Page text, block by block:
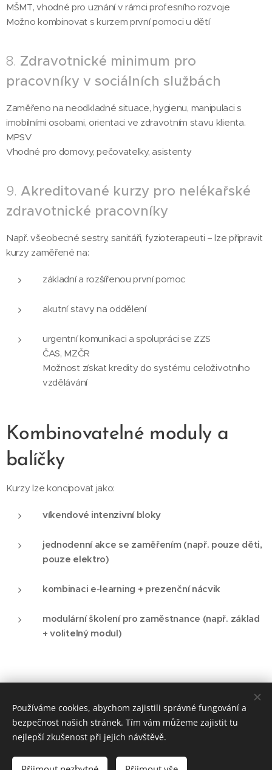
MŠMT, vhodné pro uznání v rámci profesního rozvoje
Možno kombinovat s kurzem první pomoci u dětí
8. Zdravotnické minimum pro
pracovníky v sociálních službách
Zaměřeno na neodkladné situace, hygienu, manipulaci s
imobilními osobami, orientaci ve zdravotním stavu klienta.
MPSV
Vhodné pro domovy, pečovatelky, asistenty
9. Akreditované kurzy pro nelékařské
zdravotnické pracovníky
Např. všeobecné sestry, sanitáři, fyzioterapeuti – lze připravit
kurzy zaměřené na:
základní a rozšířenou první pomoc
akutní stavy na oddělení
urgentní komunikaci a spolupráci se ZZS
ČAS, MZČR
Možnost získat kredity do systému celoživotního
vzdělávání
Kombinovatelné moduly a
balíčky
Kurzy lze koncipovat jako:
víkendové intenzivní bloky
jednodenní akce se zaměřením (např. pouze děti,
pouze elektro)
kombinaci e-learning + prezenční nácvik
modulární školení pro zaměstnance (např. základ
+ volitelný modul)
O Vaši bezpečnost a zdraví se staráme přes 30 let!
© 1992 - 2026 ESAVA s.r.o. Čertouská 301/18, Praha 9 - Hloubětín
Cookies
Používáme cookies, abychom zajistili správné fungování a
bezpečnost našich stránek. Tím vám můžeme zajistit tu
nejlepší zkušenost při jejich návštěvě.